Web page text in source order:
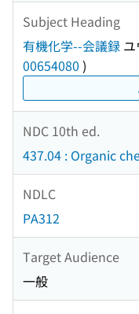
Subject Heading
有機化学--会議録
00654080 )
NDC 10th ed.
437.04 : Organic
NDLC
PA312
Target Audience
一般